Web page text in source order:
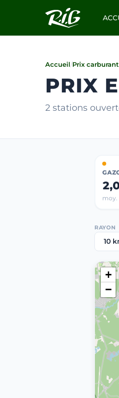
Accueil/Prix
PRIX
2 stations
moy.
RAYON
+
−